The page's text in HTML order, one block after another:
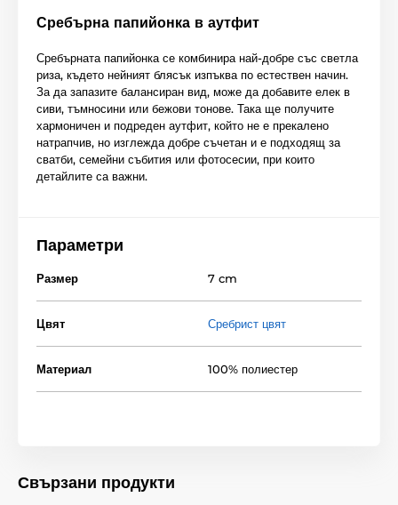
Сребърна папийонка в аутфит
Сребърната папийонка се комбинира най-добре със светла
риза, където нейният блясък изпъква по естествен начин.
За да запазите балансиран вид, може да добавите елек в
сиви, тъмносини или бежови тонове. Така ще получите
хармоничен и подреден аутфит, който не е прекалено
натрапчив, но изглежда добре съчетан и е подходящ за
сватби, семейни събития или фотосесии, при които
детайлите са важни.
Параметри
Размер 7 cm
Цвят Сребрист цвят
Материал 100% полиестер
Свързани продукти